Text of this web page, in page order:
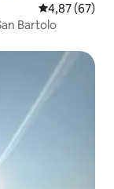
Évaluation
4,87 (67)
Bartolo